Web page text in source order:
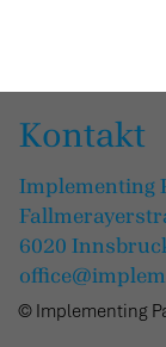
Kontakt
Implementing
6020
© Implementing